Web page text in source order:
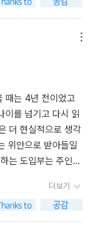
머지 자꾸만 그녀의
서 그 이유는 뭘까
신의 감정을 알려
감정으로 살아가고
은 없는지 궁금하
있었지만 누나의
의 그렇고 그런 얘
에 난 그녀의 이야
누고 싶은 마음으
과 들떠있는 인파들
려고 악착같이 팔
과 함께하는 겨울밤
어쩔 수 없이 떠오
억들이 그녀를 쓴웃
예고하는 붉은 신
모든 인간이 똑같
위해 억지로 발버
학대하지 않기
방불명으로 먼 세상
이 어디 있겠는
러나 삶 속의 온갖 괴
긴 인생을 살았
이모가 죽고
도 세월을 따라 살아
그 모순을 이해
국 한통속이다. 속
천천히, 아주 천천
손에 쥔 날 앉은
읽은 나는 느린 편
었고, 천천히 읽지
는다. 이 책을 구매
는 영상을 보고 책
갖고 있지 않았다
기고 넘겼을 것이다.
진의 이야기는 내게
기와 이모와 이모부
까지 내게 왔다. 이
아보니 최근 양귀자
는 새로이 <모순>의
렀지만 몇 번이고 재
행간의 의미를 깨우
것이다. ​나는 이번
었다. 그리고 다시
읽을 듯하다.​인생
탐구하는 것이다.실
중에서)​​이 책의 저
문과를 졸업했다. 1
나온 이후, 소설집
다』 『지구를 색칠하
설 『희망』 『나는
』을, 장편동화 『누
가지』 등을 펴냈다.
학상을 수상했다.
순은 이 책의 제목
때는 4년 전이었고
이를 넘기고 다시 읽
더 현실적으로 생각
위안으로 받아들일
는 도입부는 주인공
자 하는데 그 선택
가 생각해봤는데
지만 그 정도가 너
더보기